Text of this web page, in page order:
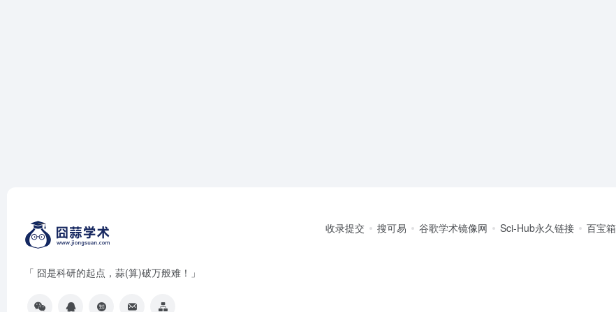
「 囧是科研的起点，蒜(算)破万般难！」
收录提交 搜可易 谷歌学术镜像网 Sci-Hub永久链接 百宝箱